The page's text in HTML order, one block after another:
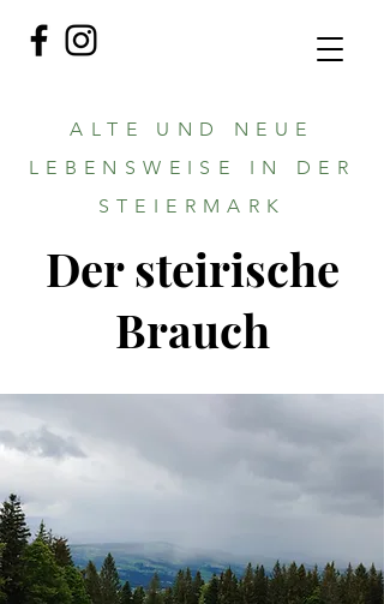
ALTE UND NEUE
LEBENSWEISE IN DER
STEIERMARK
Der steirische
Brauch